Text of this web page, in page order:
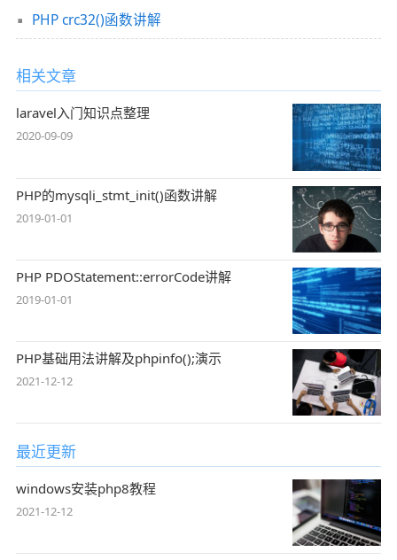
PHP crc32()函数讲解
相关文章
laravel入门知识点整理
2020-09-09
PHP的mysqli_stmt_init()函数讲解
2019-01-01
PHP PDOStatement::errorCode讲解
2019-01-01
PHP基础用法讲解及phpinfo();演示
2021-12-12
最近更新
windows安装php8教程
2021-12-12